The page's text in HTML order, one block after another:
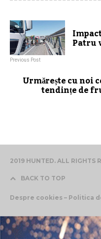
Patru
Previous Post
Urmărește cu noi
tendințe de
2019 HUNTED. ALL RIGHTS
BACK TO TOP
Despre cookies – Politica